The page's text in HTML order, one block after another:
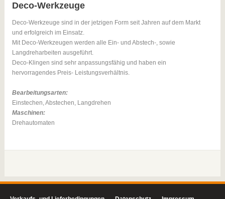
Deco-Werkzeuge
Deco-Werkzeuge sind in der jetzigen Form seit Jahren auf dem Markt
und erfolgreich im Einsatz.
Mit Deco-Werkzeugen werden alle Ein- und Abstech-, sowie
Langdreharbeiten ausgeführt.
Deco-Klingen sind sehr anpassungsfähig und haben ein
hervorragendes Preis- Leistungsverhältnis.
Bearbeitungsarten:
Einstechen, Abstechen, Langdrehen
Maschinen:
Drehautomaten